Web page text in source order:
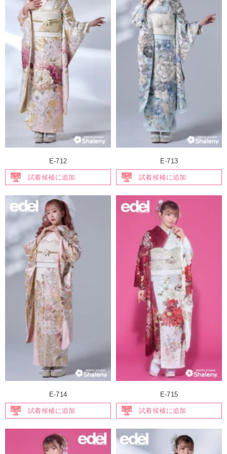
E-712
試着候補に追加
E-713
試着候補に追加
E-714
試着候補に追加
E-715
試着候補に追加